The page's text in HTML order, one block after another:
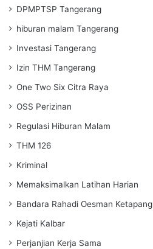
DPMPTSP Tangerang
hiburan malam Tangerang
Investasi Tangerang
Izin THM Tangerang
One Two Six Citra Raya
OSS Perizinan
Regulasi Hiburan Malam
THM 126
Kriminal
Memaksimalkan Latihan Harian
Bandara Rahadi Oesman Ketapang
Kejati Kalbar
Perjanjian Kerja Sama